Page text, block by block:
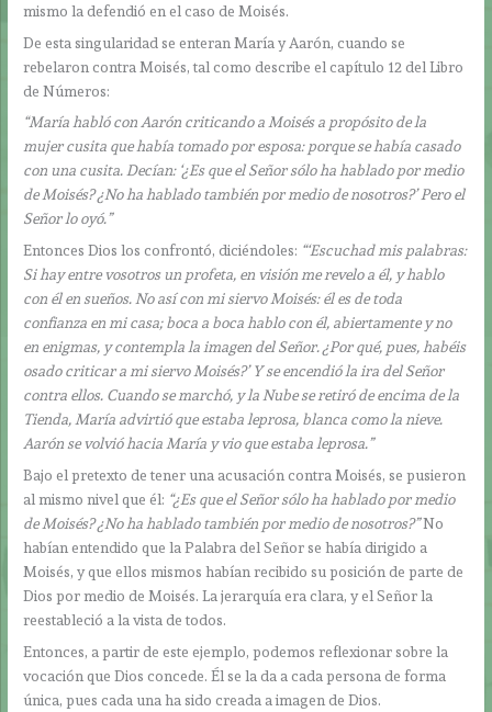
mismo la defendió en el caso de Moisés.
De esta singularidad se enteran María y Aarón, cuando se
rebelaron contra Moisés, tal como describe el capítulo 12 del Libro
de Números:
“María habló con Aarón criticando a Moisés a propósito de la
mujer cusita que había tomado por esposa: porque se había casado
con una cusita. Decían: ‘¿Es que el Señor sólo ha hablado por medio
de Moisés? ¿No ha hablado también por medio de nosotros?’ Pero el
Señor lo oyó.”
Entonces Dios los confrontó, diciéndoles: “‘Escuchad mis palabras:
Si hay entre vosotros un profeta, en visión me revelo a él, y hablo
con él en sueños. No así con mi siervo Moisés: él es de toda
confianza en mi casa; boca a boca hablo con él, abiertamente y no
en enigmas, y contempla la imagen del Señor. ¿Por qué, pues, habéis
osado criticar a mi siervo Moisés?’ Y se encendió la ira del Señor
contra ellos. Cuando se marchó, y la Nube se retiró de encima de la
Tienda, María advirtió que estaba leprosa, blanca como la nieve.
Aarón se volvió hacia María y vio que estaba leprosa.”
Bajo el pretexto de tener una acusación contra Moisés, se pusieron
al mismo nivel que él: “¿Es que el Señor sólo ha hablado por medio
de Moisés? ¿No ha hablado también por medio de nosotros?”No
habían entendido que la Palabra del Señor se había dirigido a
Moisés, y que ellos mismos habían recibido su posición de parte de
Dios por medio de Moisés. La jerarquía era clara, y el Señor la
reestableció a la vista de todos.
Entonces, a partir de este ejemplo, podemos reflexionar sobre la
vocación que Dios concede. Él se la da a cada persona de forma
única, pues cada una ha sido creada a imagen de Dios.